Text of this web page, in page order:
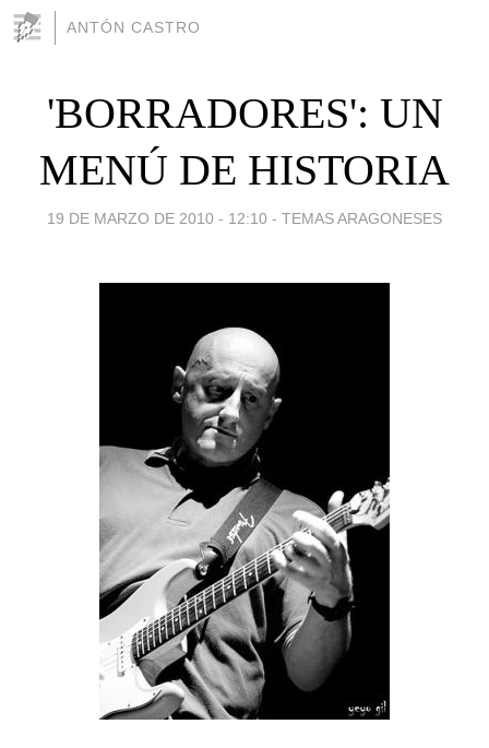
ANTÓN CASTRO
'BORRADORES': UN
MENÚ DE HISTORIA
19 DE MARZO DE 2010 - 12:10 - TEMAS ARAGONESES